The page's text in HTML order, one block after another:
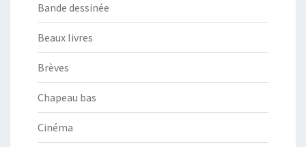
Bande dessinée
Beaux livres
Brèves
Chapeau bas
Cinéma